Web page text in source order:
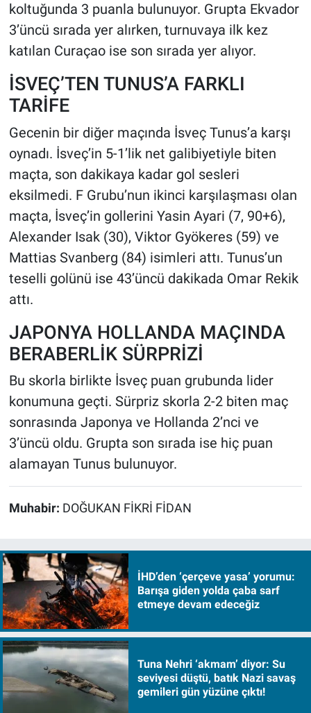
koltuğunda 3 puanla bulunuyor. Grupta Ekvador
3’üncü sırada yer alırken, turnuvaya ilk kez
katılan Curaçao ise son sırada yer alıyor.
İSVEÇ’TEN TUNUS’A FARKLI
TARİFE
Gecenin bir diğer maçında İsveç Tunus’a karşı
oynadı. İsveç’in 5-1’lik net galibiyetiyle biten
maçta, son dakikaya kadar gol sesleri
eksilmedi. F Grubu’nun ikinci karşılaşması olan
maçta, İsveç’in gollerini Yasin Ayari (7, 90+6),
Alexander Isak (30), Viktor Gyökeres (59) ve
Mattias Svanberg (84) isimleri attı. Tunus’un
teselli golünü ise 43’üncü dakikada Omar Rekik
attı.
JAPONYA HOLLANDA MAÇINDA
BERABERLİK SÜRPRİZİ
Bu skorla birlikte İsveç puan grubunda lider
konumuna geçti. Sürpriz skorla 2-2 biten maç
sonrasında Japonya ve Hollanda 2’nci ve
3’üncü oldu. Grupta son sırada ise hiç puan
alamayan Tunus bulunuyor.
Muhabir: DOĞUKAN FİKRİ FİDAN
İHD’den ‘çerçeve yasa’ yorumu:
Barışa giden yolda çaba sarf
etmeye devam edeceğiz
Tuna Nehri ‘akmam’ diyor: Su
seviyesi düştü, batık Nazi savaş
gemileri gün yüzüne çıktı!